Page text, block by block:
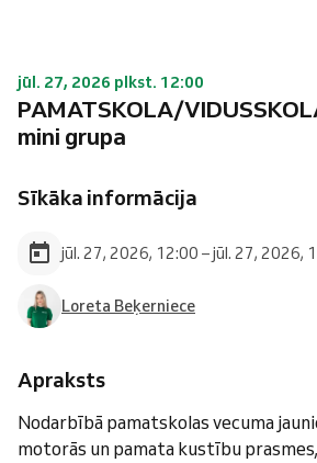
jūl. 27, 2026 plkst. 12:00
PAMATSKOLA/
mini grupa
Sīkāka informācija
jūl. 27, 2026, 12:00 – jūl. 27, 2026,
Loreta Beķerniece
Apraksts
Nodarbībā pamatskolas vecuma
motorās un pamata kustību